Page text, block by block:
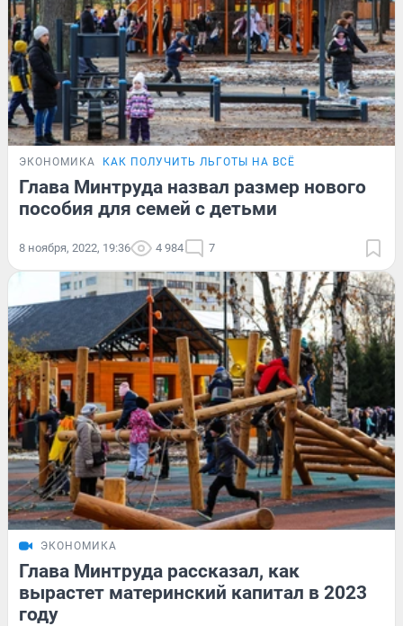
ЭКОНОМИКА КАК ПОЛУЧИТЬ ЛЬГОТЫ НА ВСЁ
Глава Минтруда назвал размер нового
пособия для семей с детьми
8 ноября, 2022, 19:36 4 984 7
ЭКОНОМИКА
Глава Минтруда рассказал, как
вырастет материнский капитал в 2023
году